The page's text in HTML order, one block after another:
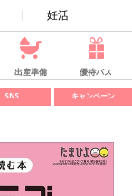
妊活
出産準備 優待パス
SNS キャンペーン